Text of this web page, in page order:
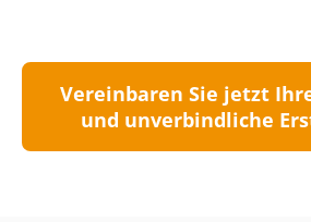
Vereinbaren Sie jetzt
und unverbindliche